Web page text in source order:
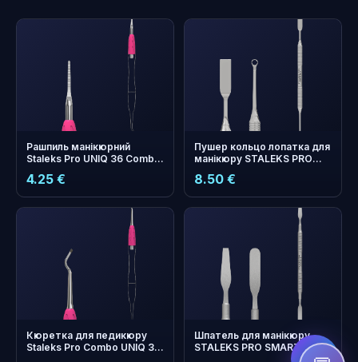
Рашпиль манікюрний
Staleks Pro UNIQ 36 Combo
часть лопатки
4.25 €
Пушер кольцо лопатка для
манікюру STALEKS PRO
8.50 €
Кюретка для педикюру
Staleks Pro Combo UNIQ 33
Шпатель для манікюру
STALEKS PRO SMART 60
+
бонусних
Збирайте і економте на